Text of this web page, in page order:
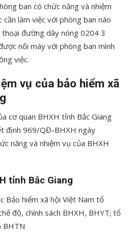
ban có chức năng và nhiệm
làm việc với phòng ban nào
đường dây nóng 0204 3
nối máy với phòng ban mình
việc.
vụ của bảo hiểm xã
cơ quan BHXH tỉnh Bắc Giang
định 969/QĐ-BHXH ngày
năng và nhiệm vụ của BHXH
tỉnh Bắc Giang
Bảo hiểm xã hội Việt Nam tổ
độ, chính sách BHXH, BHYT; tổ
BHTN